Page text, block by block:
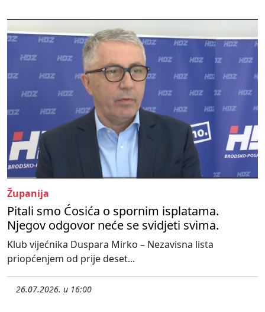
Županija
Pitali smo Ćosića o spornim isplatama.
Njegov odgovor neće se svidjeti svima.
Klub vijećnika Duspara Mirko – Nezavisna lista
priopćenjem od prije deset...
26.07.2026. u 16:00